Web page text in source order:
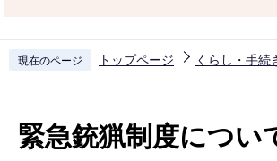
現在のページ トップページ くらし・手続
緊急銃猟制度につい